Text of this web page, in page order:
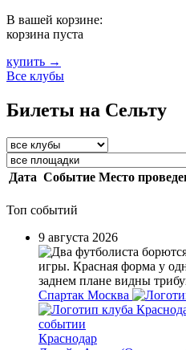
В вашей корзине:
корзина пуста
купить →
Все клубы
Билеты на Сельту
Дата Событие Место
Топ событий
9 августа 2026
Спартак Москва
Краснодар